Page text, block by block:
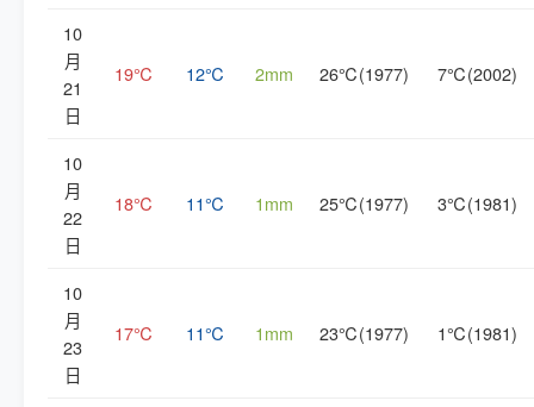
10
月
21
日
19℃ 12℃ 2mm 26℃(1977) 7℃(2002)
10
月
22
日
18℃ 11℃ 1mm 25℃(1977) 3℃(1981)
10
月
23
日
17℃ 11℃ 1mm 23℃(1977) 1℃(1981)